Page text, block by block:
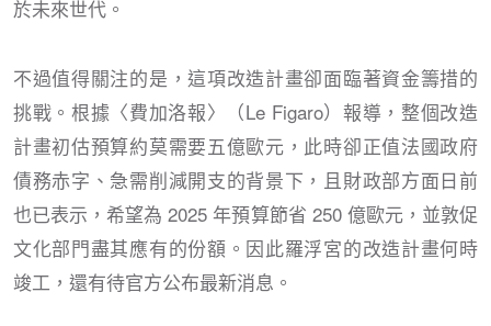
於未來世代。
不過值得關注的是，這項改造計畫卻面臨著資金籌措的
挑戰。根據〈費加洛報〉（Le Figaro）報導，整個改造
計畫初估預算約莫需要五億歐元，此時卻正值法國政府
債務赤字、急需削減開支的背景下，且財政部方面日前
也已表示，希望為 2025 年預算節省 250 億歐元，並敦促
文化部門盡其應有的份額。因此羅浮宮的改造計畫何時
竣工，還有待官方公布最新消息。